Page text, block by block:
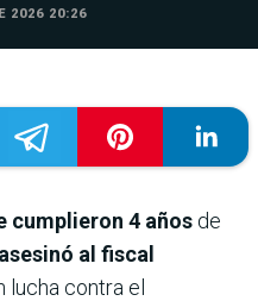
2026 20:26
cumplieron 4 años de
asesinó al fiscal
lucha contra el